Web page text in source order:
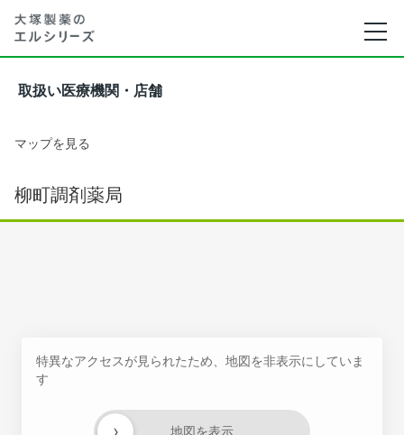
取扱い医療機関・店舗
マップを見る
柳町調剤薬局
特異なアクセスが見られたため、地図を非表示にしていま
す
地図を表示